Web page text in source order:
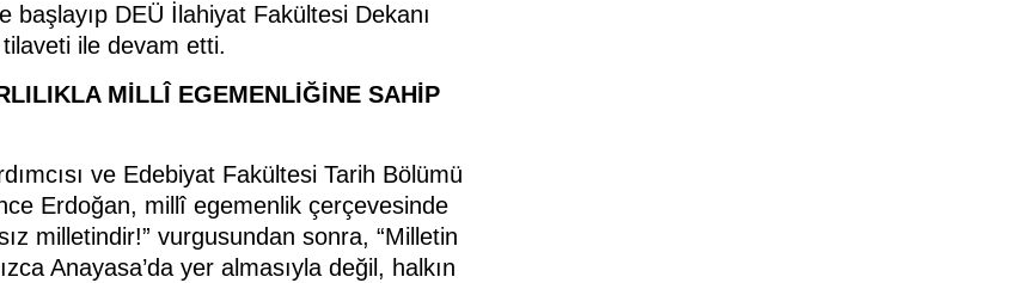
DEÜ İlahiyat Fakültesi Dekanı
ile devam etti.
MİLLÎ EGEMENLİĞİNE SAHİP
ve Edebiyat Fakültesi Tarih Bölümü
Erdoğan, millî egemenlik çerçevesinde
milletindir!” vurgusundan sonra, “Milletin
Anayasa’da yer almasıyla değil, halkın